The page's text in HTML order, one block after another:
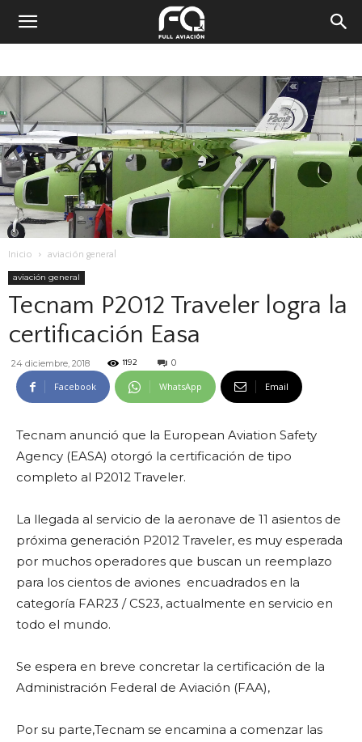
Inicio aviación general
aviación general
Tecnam P2012 Traveler logra la
certificación Easa
24 diciembre, 2018 1192 0
Facebook WhatsApp Email
Tecnam anunció que la European Aviation Safety
Agency (EASA) otorgó la certificación de tipo
completo al P2012 Traveler.
La llegada al servicio de la aeronave de 11 asientos de
próxima generación P2012 Traveler, es muy esperada
por muchos operadores que buscan un reemplazo
para los cientos de aviones encuadrados en la
categoría FAR23 / CS23, actualmente en servicio en
todo el mundo.
Se espera en breve concretar la certificación de la
Administración Federal de Aviación (FAA),
Por su parte,Tecnam se encamina a comenzar las